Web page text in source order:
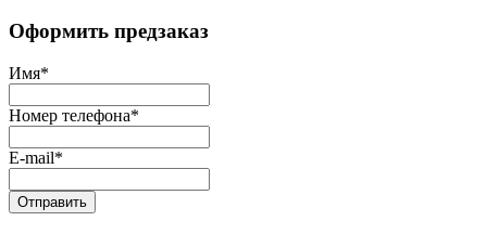
Оформить предзаказ
Имя*
Номер телефона*
E-mail*
Отправить